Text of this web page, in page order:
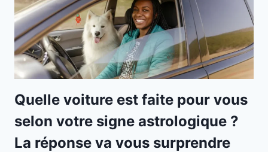
Quelle voiture est faite pour vous
selon votre signe astrologique ?
La réponse va vous surprendre